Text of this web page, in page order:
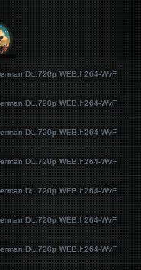
WvF
WvF
WvF
WvF
WvF
WvF
WvF